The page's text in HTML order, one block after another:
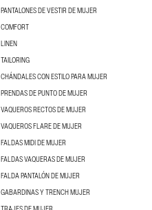
PANTALONES DE VESTIR DE MUJER
COMFORT
LINEN
TAILORING
CHÁNDALES CON ESTILO PARA MUJER
PRENDAS DE PUNTO DE MUJER
VAQUEROS RECTOS DE MUJER
VAQUEROS FLARE DE MUJER
FALDAS MIDI DE MUJER
FALDAS VAQUERAS DE MUJER
FALDA PANTALÓN DE MUJER
GABARDINAS Y TRENCH MUJER